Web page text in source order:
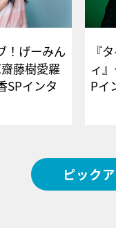
！げーみん
藤樹愛羅
SPインタ
『
ィ
P
ピック